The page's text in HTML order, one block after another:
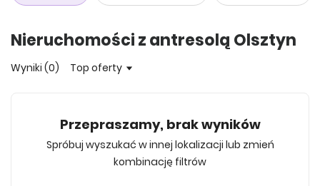
Nieruchomości z antresolą Olsztyn
Wyniki (0) Top oferty
Przepraszamy, brak wyników
Spróbuj wyszukać w innej lokalizacji lub zmień
kombinację filtrów